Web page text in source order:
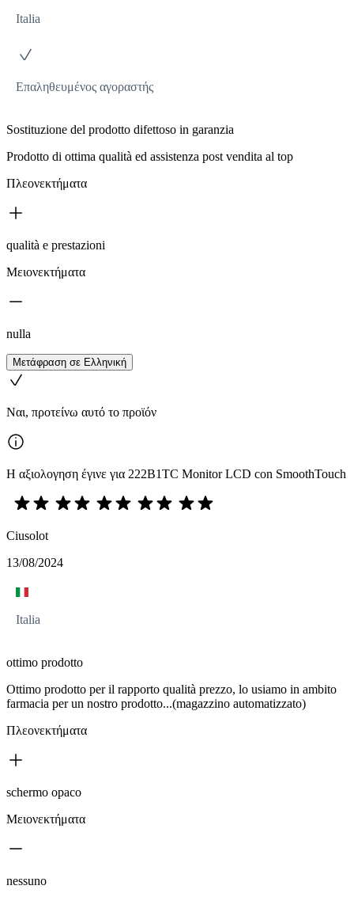
Italia
Επαληθευμένος αγοραστής
Sostituzione del prodotto difettoso in garanzia
Prodotto di ottima qualità ed assistenza post vendita al top
Πλεονεκτήματα
qualità e prestazioni
Μειονεκτήματα
nulla
Μετάφραση σε Ελληνική
Ναι, προτείνω αυτό το προϊόν
Η αξιολογηση έγινε για 222B1TC Monitor LCD con SmoothTouch
Ciusolot
13/08/2024
Italia
ottimo prodotto
Ottimo prodotto per il rapporto qualità prezzo, lo usiamo in ambito
farmacia per un nostro prodotto...(magazzino automatizzato)
Πλεονεκτήματα
schermo opaco
Μειονεκτήματα
nessuno